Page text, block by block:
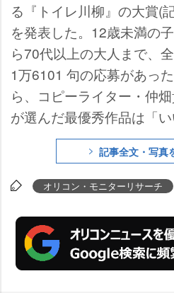
る『トイレ川柳』の大賞(
を発表した。12歳未満の
ら70代以上の大人まで、
1万6101 句の応募があっ
ら、コピーライター・仲
が選んだ最優秀作品は「
ね大小ありに上下なし」(
ん)。仲畑氏は「トイレと
係にとどまらず、なんと人
識にまで飛躍した句が生
した」と作品を賞賛して
のほか環境賞には「節水
記事全文・写真
オリコン・モニターリサーチ